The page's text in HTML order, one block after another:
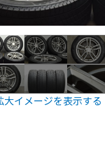
大イメージを表示する